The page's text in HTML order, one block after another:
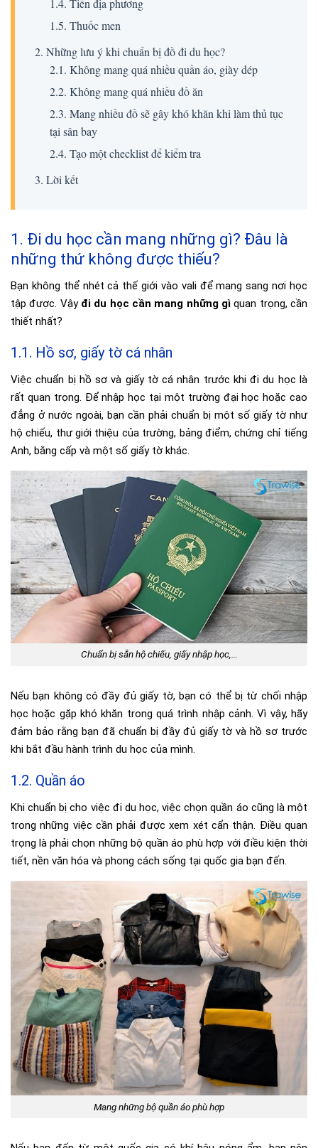
1.4. Tiền địa phương
1.5. Thuốc men
2. Những lưu ý khi chuẩn bị đồ đi du học?
2.1. Không mang quá nhiều quần áo, giày dép
2.2. Không mang quá nhiều đồ ăn
2.3. Mang nhiều đồ sẽ gây khó khăn khi làm thủ tục
tại sân bay
2.4. Tạo một checklist để kiểm tra
3. Lời kết
1. Đi du học cần mang những gì? Đâu là
những thứ không được thiếu?
Bạn không thể nhét cả thế giới vào vali để mang sang nơi học
tập được. Vậy đi du học cần mang những gì quan trọng, cần
thiết nhất?
1.1. Hồ sơ, giấy tờ cá nhân
Việc chuẩn bị hồ sơ và giấy tờ cá nhân trước khi đi du học là
rất quan trọng. Để nhập học tại một trường đại học hoặc cao
đẳng ở nước ngoài, bạn cần phải chuẩn bị một số giấy tờ như
hộ chiếu, thư giới thiệu của trường, bảng điểm, chứng chỉ tiếng
Anh, bằng cấp và một số giấy tờ khác.
Chuẩn bị sẵn hộ chiếu, giấy nhập học,…
Nếu bạn không có đầy đủ giấy tờ, bạn có thể bị từ chối nhập
học hoặc gặp khó khăn trong quá trình nhập cảnh. Vì vậy, hãy
đảm bảo rằng bạn đã chuẩn bị đầy đủ giấy tờ và hồ sơ trước
khi bắt đầu hành trình du học của mình.
1.2. Quần áo
Khi chuẩn bị cho việc đi du học, việc chọn quần áo cũng là một
trong những việc cần phải được xem xét cẩn thận. Điều quan
trọng là phải chọn những bộ quần áo phù hợp với điều kiện thời
tiết, nền văn hóa và phong cách sống tại quốc gia bạn đến.
Mang những bộ quần áo phù hợp